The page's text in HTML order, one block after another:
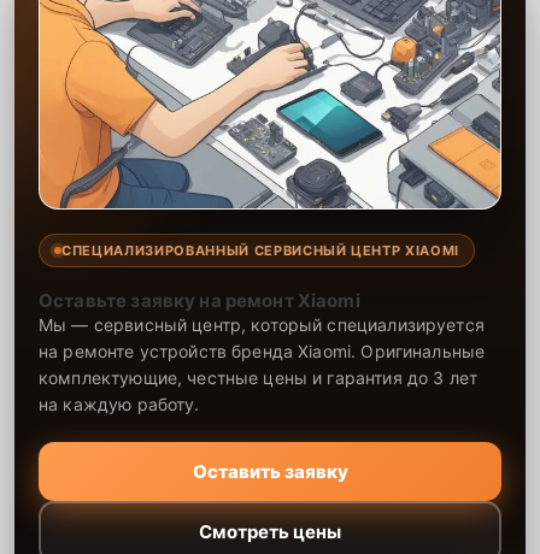
СПЕЦИАЛИЗИРОВАННЫЙ СЕРВИСНЫЙ ЦЕНТР XIAOMI
Оставьте заявку на ремонт Xiaomi
Мы — сервисный центр, который специализируется
на ремонте устройств бренда Xiaomi. Оригинальные
комплектующие, честные цены и гарантия до 3 лет
на каждую работу.
Оставить заявку
Смотреть цены